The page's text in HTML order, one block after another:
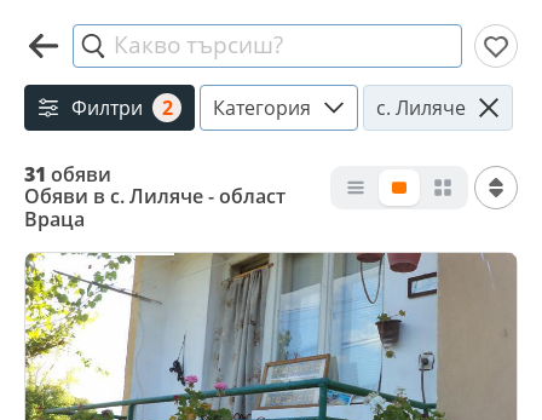
Какво търсиш?
Филтри 2 Категория с. Лиляче
31 обяви
Обяви в с. Лиляче - област
Враца